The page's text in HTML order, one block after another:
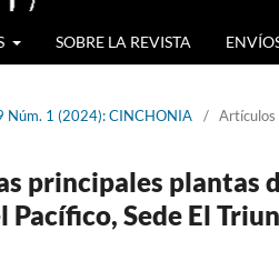
SOBRE LA REVISTA
Núm. 1 (2024): CINCHONIA / Artículos
principales plantas
Pacífico, Sede El